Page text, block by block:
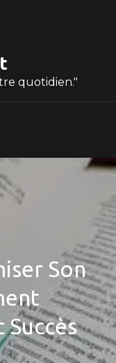
quotidien."
Son
Succès